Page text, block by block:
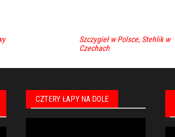
Szczygieł w Polsce, Stehlik w
Czechach
CZTERY ŁAPY NA DOLE